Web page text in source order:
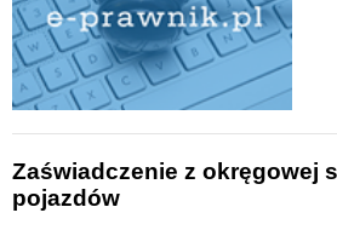
Zaświadczenie z okręgowej
pojazdów